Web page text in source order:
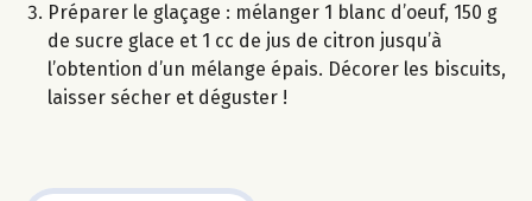
Préparer le glaçage : mélanger 1 blanc d’oeuf, 150 g
de sucre glace et 1 cc de jus de citron jusqu’à
l’obtention d’un mélange épais. Décorer les biscuits,
laisser sécher et déguster !